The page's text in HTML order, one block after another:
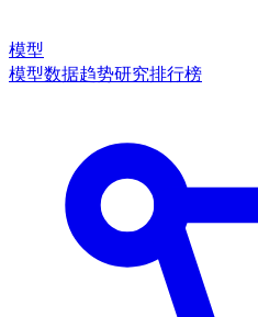
模型
模型数据趋势研究排行榜